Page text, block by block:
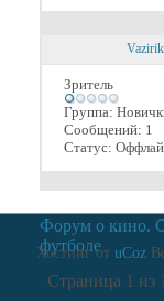
Vazirik
Зритель
Группа:
Сообщений: 1
Статус:
Форум о кино.
футболе
Страница 1 из 1
Хостинг от uCoz